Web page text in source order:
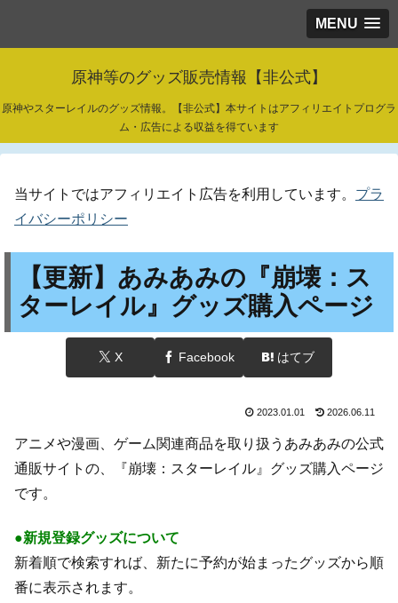
MENU
原神等のグッズ販売情報【非公式】
原神やスターレイルのグッズ情報。【非公式】本サイトはアフィリエイトプログラ
ム・広告による収益を得ています
当サイトではアフィリエイト広告を利用しています。 プラ
イバシーポリシー
【更新】あみあみの『崩壊：ス
ターレイル』グッズ購入ページ
X Facebook はてブ
2023.01.01 2026.06.11
アニメや漫画、ゲーム関連商品を取り扱うあみあみの公式
通販サイトの、『崩壊：スターレイル』グッズ購入ページ
です。
●新規登録グッズについて
新着順で検索すれば、新たに予約が始まったグッズから順
番に表示されます。